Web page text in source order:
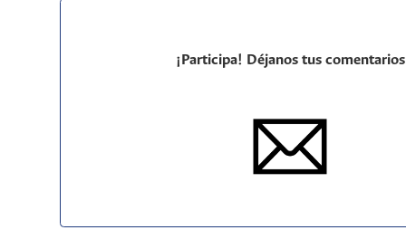
¡Participa! Déjanos tus comentarios